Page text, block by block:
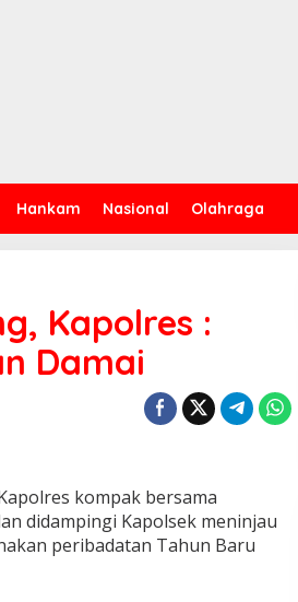
Hankam Nasional Olahraga
Kapolres :
Damai
kompak bersama
didampingi Kapolsek meninjau
peribadatan Tahun Baru